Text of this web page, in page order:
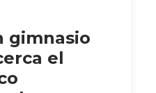
gimnasio
el